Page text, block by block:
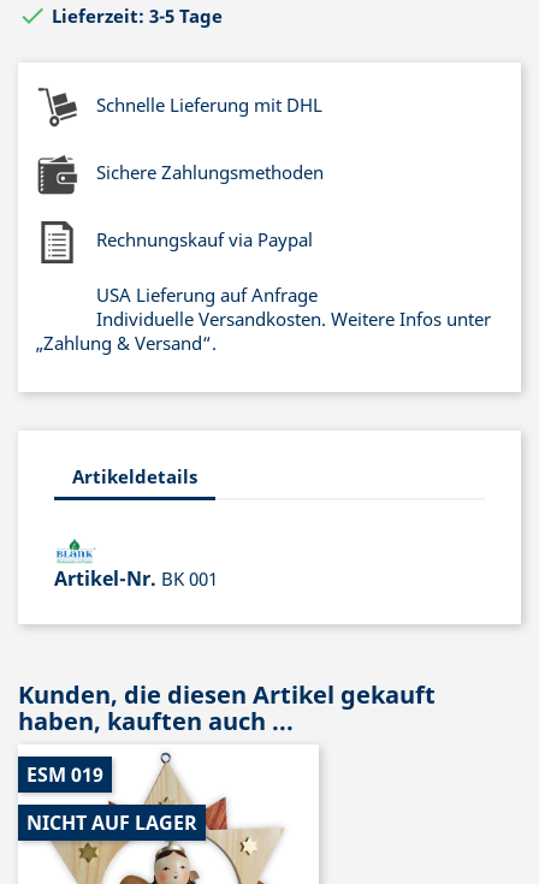
 Lieferzeit: 3-5 Tage
Schnelle Lieferung mit DHL
Sichere Zahlungsmethoden
Rechnungskauf via Paypal
USA Lieferung auf Anfrage
Individuelle Versandkosten. Weitere Infos unter
„Zahlung & Versand“.
Artikeldetails
Artikel-Nr. BK 001
Kunden, die diesen Artikel gekauft
haben, kauften auch ...
ESM 019
NICHT AUF LAGER